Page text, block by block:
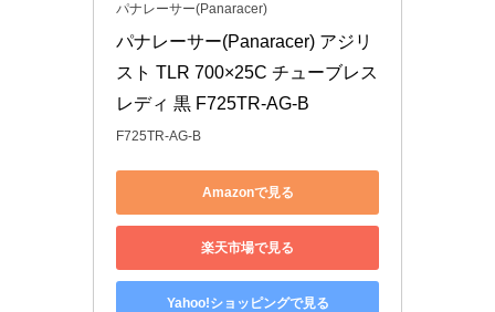
パナレーサー(Panaracer)
パナレーサー(Panaracer) アジリ
スト TLR 700×25C チューブレス
レディ 黒 F725TR-AG-B
F725TR-AG-B
Amazonで見る
楽天市場で見る
Yahoo!ショッピングで見る